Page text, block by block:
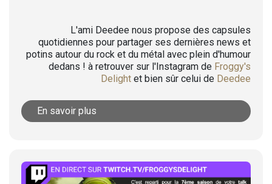
L'ami Deedee nous propose des capsules
quotidiennes pour partager ses dernières news et
potins autour du rock et du métal avec plein d'humour
dedans ! à retrouver sur l'Instagram de Froggy's
Delight et bien sûr celui de Deedee
En savoir plus